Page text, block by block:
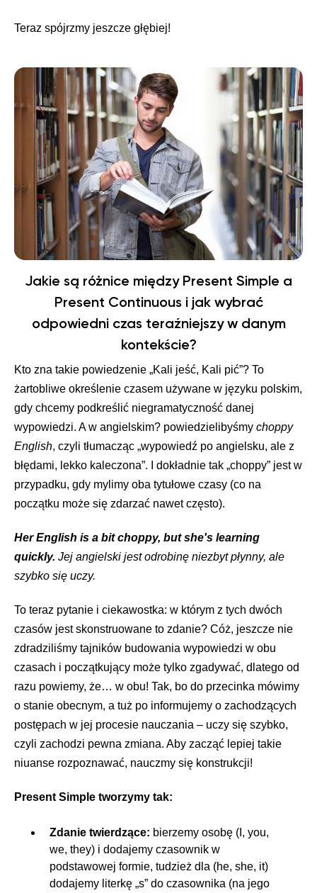
Teraz spójrzmy jeszcze głębiej!
Jakie są różnice między Present Simple a
Present Continuous i jak wybrać
odpowiedni czas teraźniejszy w danym
kontekście?
Kto zna takie powiedzenie „Kali jeść, Kali pić”? To
żartobliwe określenie czasem używane w języku polskim,
gdy chcemy podkreślić niegramatyczność danej
wypowiedzi. A w angielskim? powiedzielibyśmy choppy
English, czyli tłumacząc „wypowiedź po angielsku, ale z
błędami, lekko kaleczona”. I dokładnie tak „choppy” jest w
przypadku, gdy mylimy oba tytułowe czasy (co na
początku może się zdarzać nawet często).
Her English is a bit choppy, but she's learning
quickly. Jej angielski jest odrobinę niezbyt płynny, ale
szybko się uczy.
To teraz pytanie i ciekawostka: w którym z tych dwóch
czasów jest skonstruowane to zdanie? Cóż, jeszcze nie
zdradziliśmy tajników budowania wypowiedzi w obu
czasach i początkujący może tylko zgadywać, dlatego od
razu powiemy, że… w obu! Tak, bo do przecinka mówimy
o stanie obecnym, a tuż po informujemy o zachodzących
postępach w jej procesie nauczania – uczy się szybko,
czyli zachodzi pewna zmiana. Aby zacząć lepiej takie
niuanse rozpoznawać, nauczmy się konstrukcji!
Present Simple tworzymy tak:
Zdanie twierdzące: bierzemy osobę (I, you,
we, they) i dodajemy czasownik w
podstawowej formie, tudzież dla (he, she, it)
dodajemy literkę „s” do czasownika (na jego